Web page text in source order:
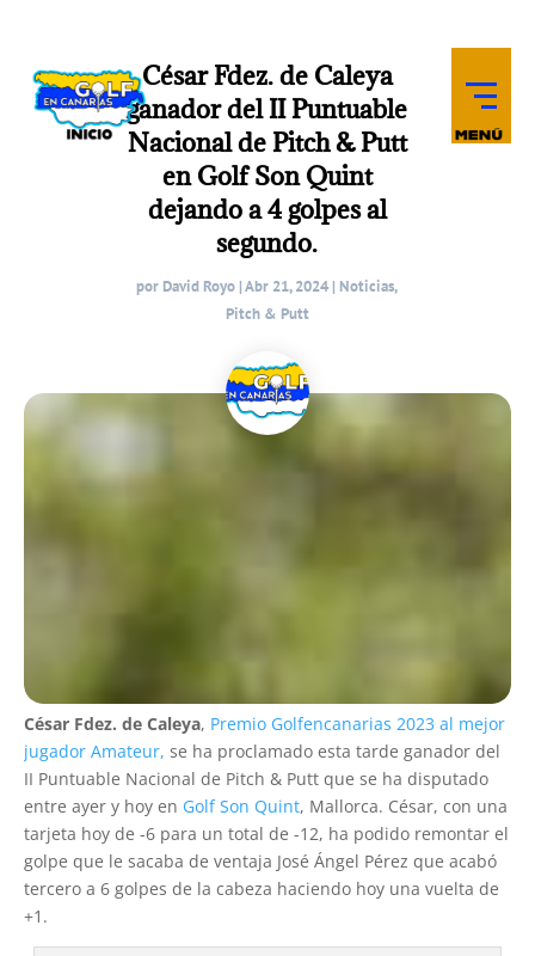
César Fdez. de Caleya
ganador del II Puntuable
Nacional de Pitch & Putt
en Golf Son Quint
dejando a 4 golpes al
segundo.
por David Royo |Abr 21, 2024 | Noticias,
Pitch & Putt
César Fdez. de Caleya, Premio Golfencanarias 2023 al mejor
jugador Amateur, se ha proclamado esta tarde ganador del
II Puntuable Nacional de Pitch & Putt que se ha disputado
entre ayer y hoy en Golf Son Quint, Mallorca. César, con una
tarjeta hoy de -6 para un total de -12, ha podido remontar el
golpe que le sacaba de ventaja José Ángel Pérez que acabó
tercero a 6 golpes de la cabeza haciendo hoy una vuelta de
+1.